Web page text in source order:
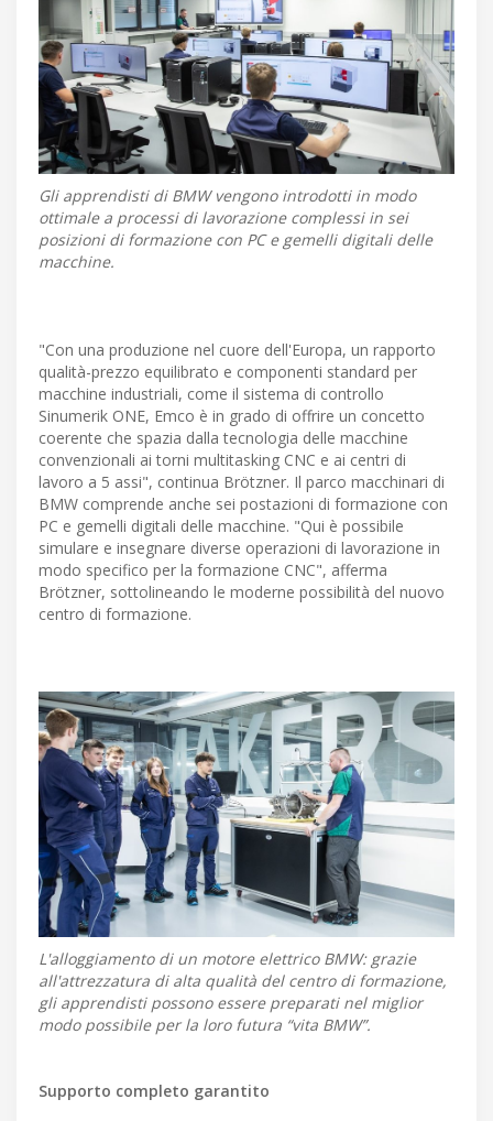
Gli apprendisti di BMW vengono introdotti in modo
ottimale a processi di lavorazione complessi in sei
posizioni di formazione con PC e gemelli digitali delle
macchine.
"Con una produzione nel cuore dell'Europa, un rapporto
qualità-prezzo equilibrato e componenti standard per
macchine industriali, come il sistema di controllo
Sinumerik ONE, Emco è in grado di offrire un concetto
coerente che spazia dalla tecnologia delle macchine
convenzionali ai torni multitasking CNC e ai centri di
lavoro a 5 assi", continua Brötzner. Il parco macchinari di
BMW comprende anche sei postazioni di formazione con
PC e gemelli digitali delle macchine. "Qui è possibile
simulare e insegnare diverse operazioni di lavorazione in
modo specifico per la formazione CNC", afferma
Brötzner, sottolineando le moderne possibilità del nuovo
centro di formazione.
L'alloggiamento di un motore elettrico BMW: grazie
all'attrezzatura di alta qualità del centro di formazione,
gli apprendisti possono essere preparati nel miglior
modo possibile per la loro futura “vita BMW”.
Supporto completo garantito